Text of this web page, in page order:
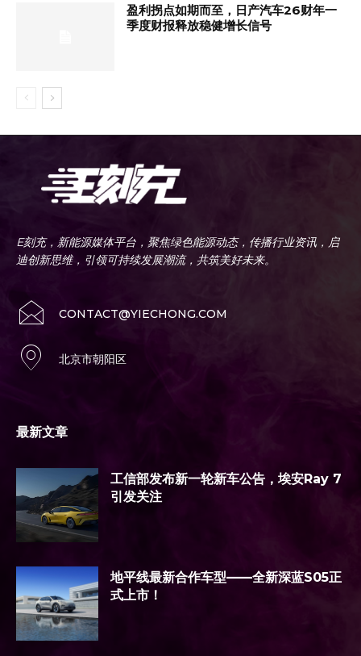
盈利拐点如期而至，日产汽车26财年一
季度财报释放稳健增长信号
E刻充，新能源媒体平台，聚焦绿色能源动态，传播行业资讯，启
迪创新思维，引领可持续发展潮流，共筑美好未来。
CONTACT@YIECHONG.COM
北京市朝阳区
最新文章
工信部发布新一轮新车公告，埃安Ray 7
引发关注
地平线最新合作车型——全新深蓝S05正
式上市！